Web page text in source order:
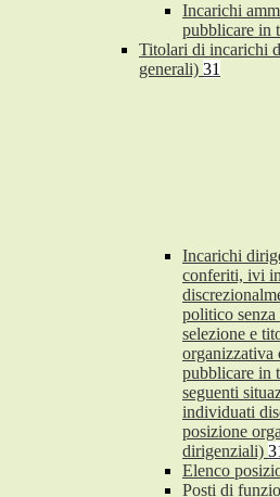
Incarichi
pubblicare in
Titolari di incarichi
generali) 31
Incarichi
conferiti, ivi
politico
selezione e
organizzativa
pubblicare in
seguenti
individuati
posizione
dirigenziali)
Elenco
Posti di